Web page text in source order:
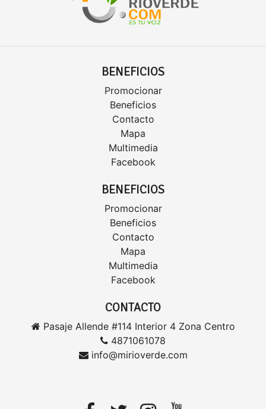
BENEFICIOS
Promocionar
Beneficios
Contacto
Mapa
Multimedia
Facebook
BENEFICIOS
Promocionar
Beneficios
Contacto
Mapa
Multimedia
Facebook
CONTACTO
Pasaje Allende #114 Interior 4 Zona Centro
4871061078
info@mirioverde.com